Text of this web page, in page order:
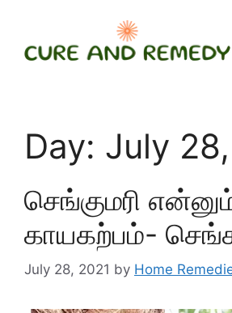
content
Day: July
செங்குமரி
காயகற்பம்-
July 28, 2021 by Home